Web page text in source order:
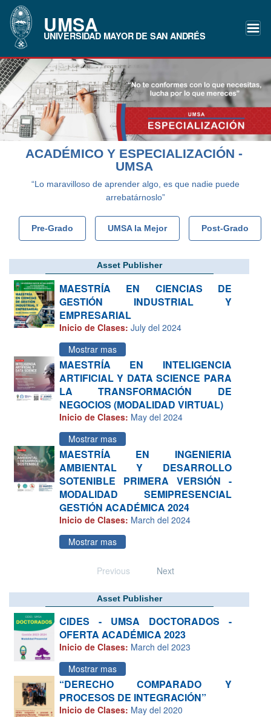
UMSA
UNIVERSIDAD MAYOR DE SAN ANDRÉS
ACADÉMICO Y ESPECIALIZACIÓN -
UMSA
“Lo maravilloso de aprender algo, es que nadie puede
arrebatárnoslo”
Pre-Grado UMSA la Mejor Post-Grado
Asset Publisher
MAESTRÍA EN CIENCIAS DE
GESTIÓN INDUSTRIAL Y
EMPRESARIAL
Inicio de Clases: July del 2024
Mostrar mas
MAESTRÍA EN INTELIGENCIA
ARTIFICIAL Y DATA SCIENCE PARA
LA TRANSFORMACIÓN DE
NEGOCIOS (MODALIDAD VIRTUAL)
Inicio de Clases: May del 2024
Mostrar mas
MAESTRÍA EN INGENIERIA
AMBIENTAL Y DESARROLLO
SOTENIBLE PRIMERA VERSIÓN -
MODALIDAD SEMIPRESENCIAL
GESTIÓN ACADÉMICA 2024
Inicio de Clases: March del 2024
Mostrar mas
Previous Next
Asset Publisher
CIDES - UMSA DOCTORADOS -
OFERTA ACADÉMICA 2023
Inicio de Clases: March del 2023
Mostrar mas
“DERECHO COMPARADO Y
PROCESOS DE INTEGRACIÓN”
Inicio de Clases: May del 2020